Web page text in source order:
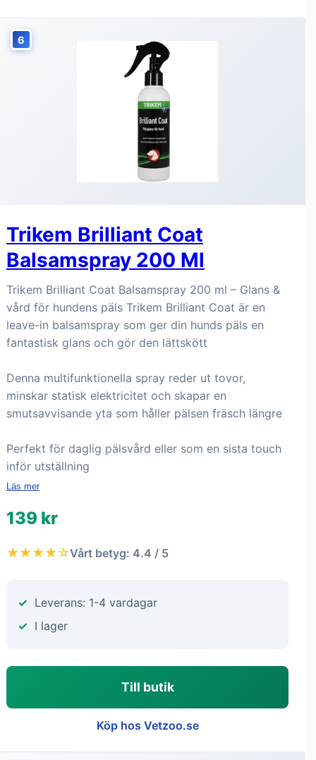
6
Trikem Brilliant Coat
Balsamspray 200 Ml
Trikem Brilliant Coat Balsamspray 200 ml – Glans &
vård för hundens päls Trikem Brilliant Coat är en
leave-in balsamspray som ger din hunds päls en
fantastisk glans och gör den lättskött
Denna multifunktionella spray reder ut tovor,
minskar statisk elektricitet och skapar en
smutsavvisande yta som håller pälsen fräsch längre
Perfekt för daglig pälsvård eller som en sista touch
inför utställning
Läs mer
139 kr
★★★★☆Vårt betyg: 4.4 / 5
Leverans: 1-4 vardagar
I lager
Till butik
Köp hos Vetzoo.se